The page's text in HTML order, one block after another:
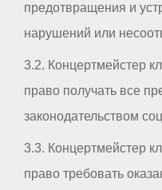
предотвращения и
нарушений или
3.2. Концертмейстер
право получать все
законодательством
3.3. Концертмейстер
право требовать